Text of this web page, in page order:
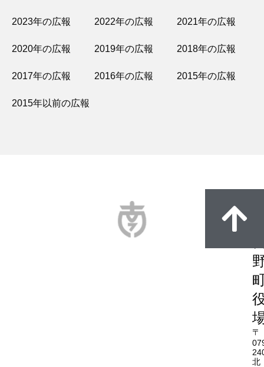
2023年の広報 2022年の広報 2021年の広報
2020年の広報 2019年の広報 2018年の広報
2017年の広報 2016年の広報 2015年の広報
2015年以前の広報
〒
北